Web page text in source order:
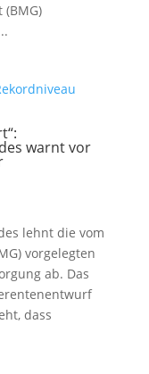
warnt vor
lehnt die vom
vorgelegten
ab. Das
dass